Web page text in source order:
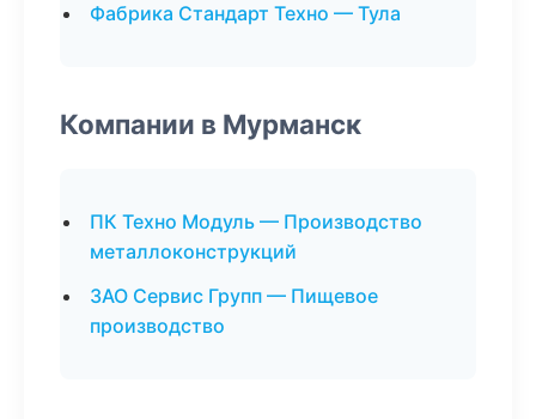
Фабрика Стандарт Техно — Тула
Компании в Мурманск
ПК Техно Модуль — Производство
металлоконструкций
ЗАО Сервис Групп — Пищевое
производство